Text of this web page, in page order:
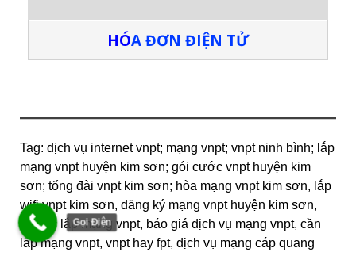
HÓA ĐƠN ĐIỆN TỬ
Tag: dịch vụ internet vnpt; mạng vnpt; vnpt ninh bình; lắp
mạng vnpt huyện kim sơn; gói cước vnpt huyện kim
sơn; tổng đài vnpt kim sơn; hòa mạng vnpt kim sơn, lắp
wifi vnpt kim sơn, đăng ký mạng vnpt huyện kim sơn,
thủ tục lắp mạng vnpt, báo giá dịch vụ mạng vnpt, cần
lắp mạng vnpt, vnpt hay fpt, dịch vụ mạng cáp quang
Gọi Điện